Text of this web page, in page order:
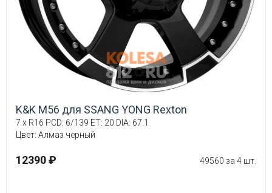
K&K M56 для SSANG YONG Rexton
7 x R16 PCD: 6/139 ET: 20 DIA: 67.1
Цвет: Алмаз черный
12390 ₽ 49560 за 4 шт.